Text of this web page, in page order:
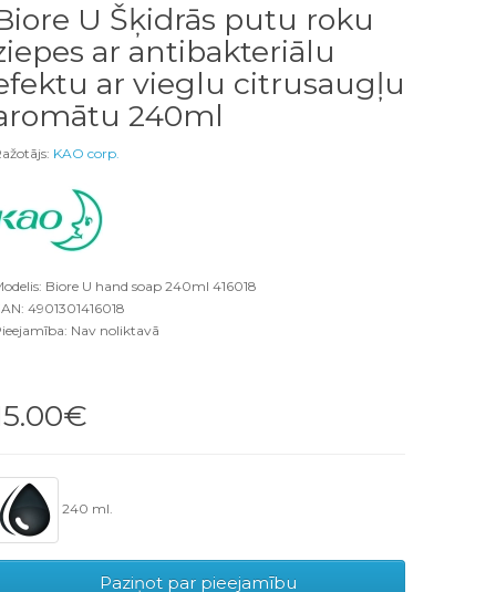
U Šķidrās putu roku
ar antibakteriālu
ar vieglu citrusaugļu
240ml
KAO corp.
Biore U hand soap 240ml 416018
4901301416018
Nav noliktavā
240 ml.
Paziņot par pieejamību